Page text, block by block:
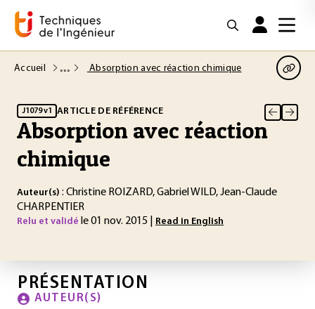
Accueil Absorption avec réaction chimique
J1079 v1 ARTICLE DE RÉFÉRENCE
Absorption avec réaction
chimique
Auteur(s) : Christine ROIZARD, Gabriel WILD, Jean-Claude
CHARPENTIER
Relu et validé le 01 nov. 2015 | Read in English
PRÉSENTATION
AUTEUR(S)